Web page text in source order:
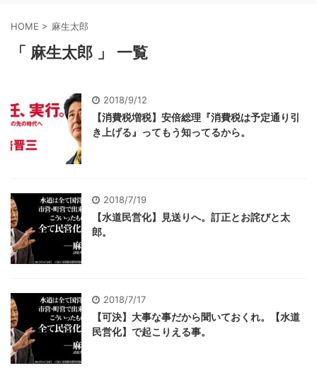
HOME > 麻生太郎
「 麻生太郎 」 一覧
2018/9/12
【消費税増税】安倍総理『消費税は予定通り引
き上げる』ってもう知ってるから。
2018/7/19
【水道民営化】見送りへ。訂正とお詫びと太
郎。
2018/7/17
【可決】大事な事だから聞いておくれ。【水道
民営化】で起こりえる事。